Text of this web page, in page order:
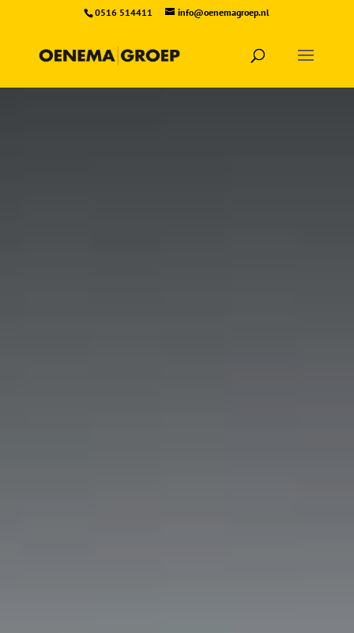
0516 514411 info@oenemagroep.nl